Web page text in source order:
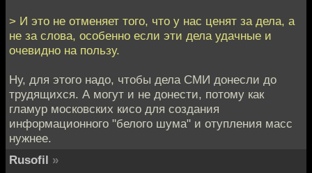
> И это не отменяет того, что у нас ценят за дела, а
не за слова, особенно если эти дела удачные и
очевидно на пользу.
Ну, для этого надо, чтобы дела СМИ донесли до
трудящихся. А могут и не донести, потому как
гламур московских кисо для создания
информационного "белого шума" и отупления масс
нужнее.
Rusofil »